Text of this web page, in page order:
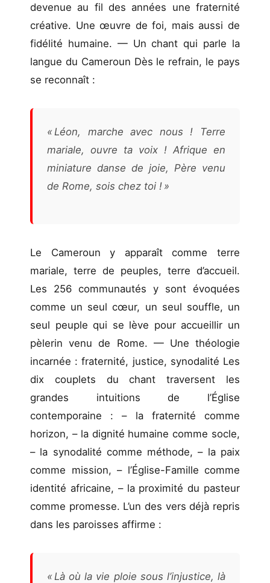
devenue au fil des années une fraternité
créative. Une œuvre de foi, mais aussi de
fidélité humaine. — Un chant qui parle la
langue du Cameroun Dès le refrain, le pays
se reconnaît :
« Léon, marche avec nous ! Terre
mariale, ouvre ta voix ! Afrique en
miniature danse de joie, Père venu
de Rome, sois chez toi ! »
Le Cameroun y apparaît comme terre
mariale, terre de peuples, terre d’accueil.
Les 256 communautés y sont évoquées
comme un seul cœur, un seul souffle, un
seul peuple qui se lève pour accueillir un
pèlerin venu de Rome. — Une théologie
incarnée : fraternité, justice, synodalité Les
dix couplets du chant traversent les
grandes intuitions de l’Église
contemporaine : – la fraternité comme
horizon, – la dignité humaine comme socle,
– la synodalité comme méthode, – la paix
comme mission, – l’Église-Famille comme
identité africaine, – la proximité du pasteur
comme promesse. L’un des vers déjà repris
dans les paroisses affirme :
« Là où la vie ploie sous l’injustice, là